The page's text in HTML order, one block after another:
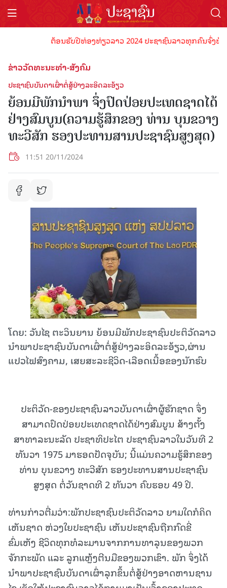
ຕ້ອນຮັບປີທ່ອງທ່ຽວລາວ 2024 ປະຊາຊົນລາວທຸກຄົນຈົ່ງພ້ອ
ຂ່າວວັດທະນະທຳ-ສັງຄົມ
ປະຊາຊົນບັນດາເຜົ່າຕໍ່ສູ້ຢ່າງລະອິດລະອ້ຽວ
ຍ້ອນມີພັກນໍາພາ ຈຶ່ງປົດປ່ອຍປະເທດຊາດໄດ້
ຢ່າງສົມບູນ(ຄວາມຮູ້ສຶກຂອງ ທ່ານ ບຸນຂວາງ
ທະວີສັກ ຮອງປະທານສານປະຊາຊົນສູງສຸດ)
11:51 20/11/2024
ໂດຍ: ວັນໄຊ ຕະວິນຍານ ຍ້ອນມີພັກປະຊາຊົນປະຕິວັດລາວ
ນໍາພາປະຊາຊົນບັນດາເຜົ່າຕໍ່ສູ້ຢ່າງລະອິດລະອ້ຽວ,ຜ່ານ
ແປວໄຟສົງຄາມ, ເສຍສະລະຊີວິດ-ເລືອດເນື້ອຂອງນັກຮົບ
ປະຕິວັດ-ຂອງປະຊາຊົນລາວບັນດາເຜົ່າຜູ້ຮັກຊາດ ຈຶ່ງ
ສາມາດປົດປ່ອຍປະເທດຊາດໄດ້ຢ່າງສົມບູນ ສ້າງຕັ້ງ
ສາທາລະນະລັດ ປະຊາທິປະໄຕ ປະຊາຊົນລາວໃນວັນທີ 2
ທັນວາ 1975 ມາຮອດປັດຈຸບັນ; ນີ້ແມ່ນຄວາມຮູ້ສຶກຂອງ
ທ່ານ ບຸນຂວາງ ທະວີສັກ ຮອງປະທານສານປະຊາຊົນ
ສູງສຸດ ຕໍ່ວັນຊາດທີ 2 ທັນວາ ຄົບຮອບ 49 ປີ.
ທ່ານກ່າວຕື່ມວ່າ:ພັກປະຊາຊົນປະຕິວັດລາວ ຍາມໃດກໍຄິດ
ເຫັນຊາດ ຫ່ວງໃຍປະຊາຊົນ ເຫັນປະຊາຊົນຖືກກົດຂີ່
ຂົ່ມເຫັງ ຊີວິດທຸກທໍລະມານຈາກການທາລຸນຂອງພວກ
ຈັກກະພັດ ແລະ ລູກແຫຼ້ງຕີນມືຂອງພວກເຂົາ. ພັກ ຈຶ່ງໄດ້
ນໍາພາປະຊາຊົນບັນດາເຜົ່າລຸກຂຶ້ນຕໍ່ສູ້ຢ່າງອາດຫານຊານ